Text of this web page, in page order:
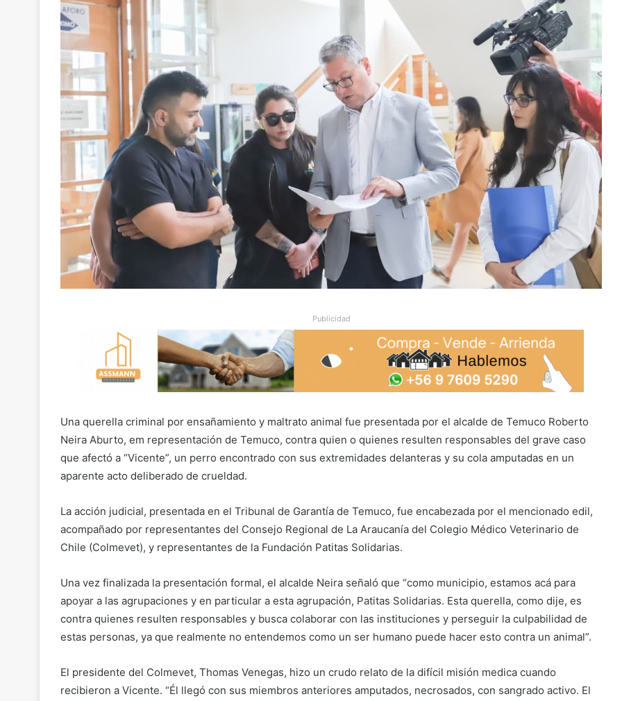
Publicidad
Una querella criminal por ensañamiento y maltrato animal fue presentada por el alcalde de Temuco Roberto
Neira Aburto, em representación de Temuco, contra quien o quienes resulten responsables del grave caso
que afectó a “Vicente”, un perro encontrado con sus extremidades delanteras y su cola amputadas en un
aparente acto deliberado de crueldad.
La acción judicial, presentada en el Tribunal de Garantía de Temuco, fue encabezada por el mencionado edil,
acompañado por representantes del Consejo Regional de La Araucanía del Colegio Médico Veterinario de
Chile (Colmevet), y representantes de la Fundación Patitas Solidarias.
Una vez finalizada la presentación formal, el alcalde Neira señaló que “como municipio, estamos acá para
apoyar a las agrupaciones y en particular a esta agrupación, Patitas Solidarias. Esta querella, como dije, es
contra quienes resulten responsables y busca colaborar con las instituciones y perseguir la culpabilidad de
estas personas, ya que realmente no entendemos como un ser humano puede hacer esto contra un animal”.
El presidente del Colmevet, Thomas Venegas, hizo un crudo relato de la difícil misión medica cuando
recibieron a Vicente. “Él llegó con sus miembros anteriores amputados, necrosados, con sangrado activo. El